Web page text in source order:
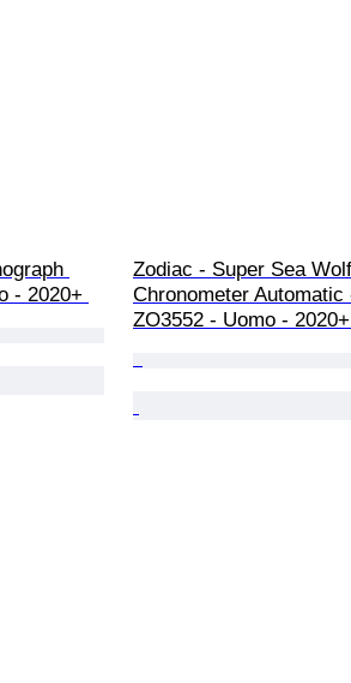
- 2020+
Zodiac - Super Sea
Chronometer Automatic
ZO3552 - Uomo - 2020+